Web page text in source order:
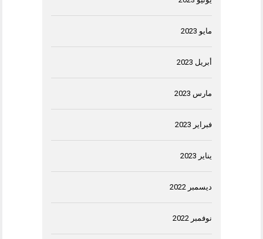
مايو 2023
أبريل 2023
مارس 2023
فبراير 2023
يناير 2023
ديسمبر 2022
نوفمبر 2022